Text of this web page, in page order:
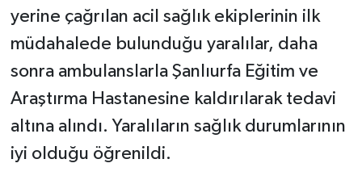
yerine çağrılan acil sağlık ekiplerinin ilk
müdahalede bulunduğu yaralılar, daha
sonra ambulanslarla Şanlıurfa Eğitim ve
Araştırma Hastanesine kaldırılarak tedavi
altına alındı. Yaralıların sağlık durumlarının
iyi olduğu öğrenildi.